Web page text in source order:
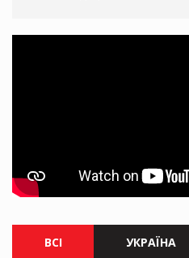
ВСІ УКРАЇНА